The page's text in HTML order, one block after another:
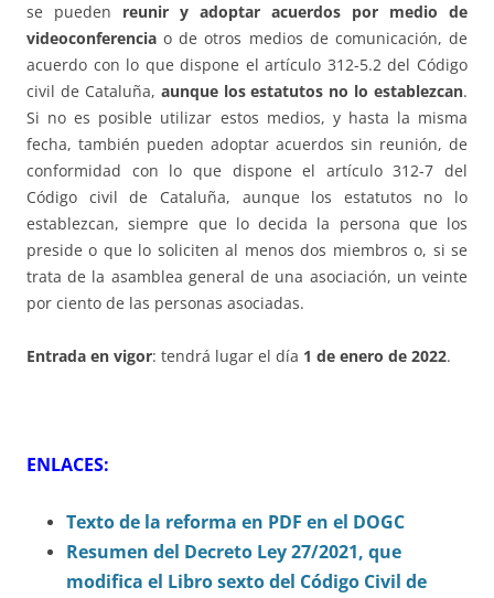
se pueden reunir y adoptar acuerdos por medio de
videoconferencia o de otros medios de comunicación, de
acuerdo con lo que dispone el artículo 312-5.2 del Código
civil de Cataluña, aunque los estatutos no lo establezcan.
Si no es posible utilizar estos medios, y hasta la misma
fecha, también pueden adoptar acuerdos sin reunión, de
conformidad con lo que dispone el artículo 312-7 del
Código civil de Cataluña, aunque los estatutos no lo
establezcan, siempre que lo decida la persona que los
preside o que lo soliciten al menos dos miembros o, si se
trata de la asamblea general de una asociación, un veinte
por ciento de las personas asociadas.
Entrada en vigor: tendrá lugar el día 1 de enero de 2022.
ENLACES:
Texto de la reforma en PDF en el DOGC
Resumen del Decreto Ley 27/2021, que
modifica el Libro sexto del Código Civil de